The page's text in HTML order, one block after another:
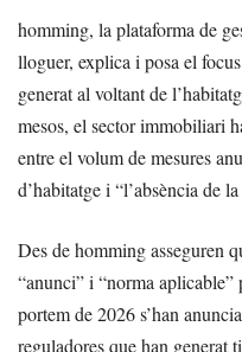
homming, la plataforma de
lloguer, explica i posa el
generat al voltant de
mesos, el sector immobiliari
entre el volum de mesures
d’habitatge i “l’absència de
Des de homming asseguren
“anunci” i “norma
portem de 2026 s’han
reguladores que han generat